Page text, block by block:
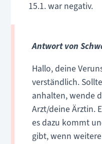
15.1. war negativ.
Antwort von
Hallo, deine
verständlich.
anhalten, wende
Arzt/deine Ärztin.
es dazu kommt
gibt, wenn